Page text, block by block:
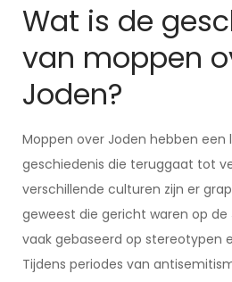
Wat is de
van moppen
Joden?
Moppen over Joden hebben een
geschiedenis die teruggaat tot
verschillende culturen zijn er
geweest die gericht waren op
vaak gebaseerd op stereotypen
Tijdens periodes van